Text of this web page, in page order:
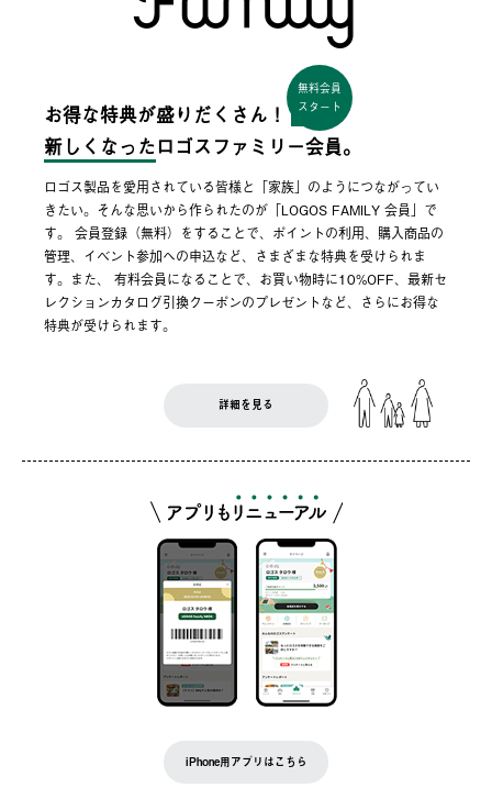
お得な特典が盛りだくさん！
無料会員
スタート
新しくなった ロゴスファミリー会員。
ロゴス製品を愛用されている皆様と「家族」のようにつながってい
きたい。そんな思いから作られたのが「LOGOS FAMILY 会員」で
す。 会員登録（無料）をすることで、ポイントの利用、購入商品の
管理、イベント参加への申込など、さまざまな特典を受けられま
す。また、 有料会員になることで、お買い物時に10%OFF、最新セ
レクションカタログ引換クーポンのプレゼントなど、さらにお得な
特典が受けられます。
詳細を見る
iPhone用アプリはこちら